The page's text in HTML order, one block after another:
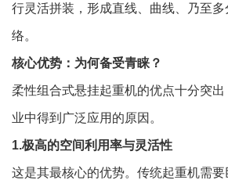
行灵活拼装，形成直线、曲线、乃至多
络。
核心优势：为何备受青睐？
柔性组合式悬挂起重机的优点十分突
业中得到广泛应用的原因。
1.极高的空间利用率与灵活性
这是其最核心的优势。传统起重机需